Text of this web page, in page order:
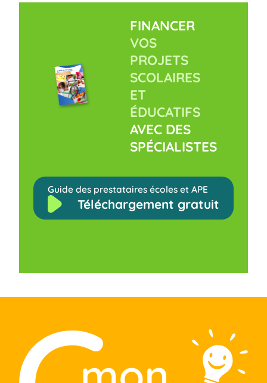
FINANCER
VOS
PROJETS
SCOLAIRES
ET
ÉDUCATIFS
AVEC DES
SPÉCIALISTES
Guide des prestataires écoles et APE
Téléchargement gratuit